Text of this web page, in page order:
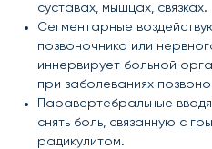
суставах, мышцах, связках.
Сегментарные
позвоночника или
иннервирует больной
при заболеваниях
Паравертебральные
снять боль, связанную с
радикулитом.